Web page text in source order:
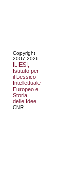
Copyright
2007-2026
ILIESI,
Istituto per
il Lessico
Intellettuale
Europeo e
Storia
delle Idee -
CNR.